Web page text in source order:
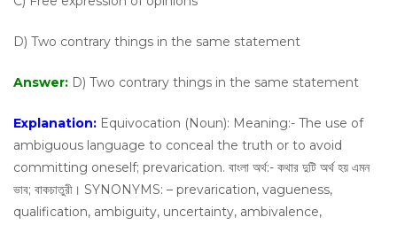
D) Two contrary things in the same statement
Answer: D) Two contrary things in the same statement
Explanation: Equivocation (Noun): Meaning:- The use of
ambiguous language to conceal the truth or to avoid
committing oneself; prevarication. বাংলা অর্থ:- কথার দুটি অর্থ হয় এমন
ভাব; বাকচাতুরী। SYNONYMS: – prevarication, vagueness,
qualification, ambiguity, uncertainty, ambivalence,